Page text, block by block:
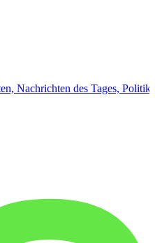
Nachrichten des Tages, Politik